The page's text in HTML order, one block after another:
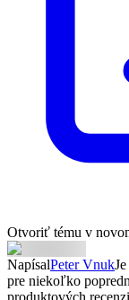
Otvoriť tému v
NapísalPeter Vnuk
pre niekoľko